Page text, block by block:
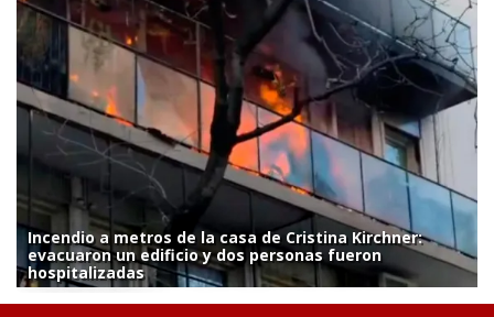
Incendio a metros de la casa de Cristina Kirchner:
evacuaron un edificio y dos personas fueron
hospitalizadas